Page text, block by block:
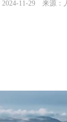
2024-11-29 来源：